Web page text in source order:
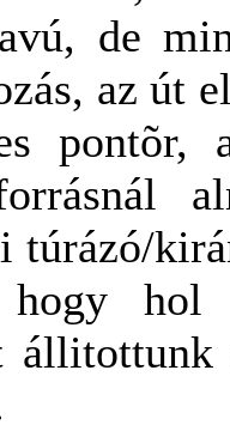
de
az út
pontõr,
túrázó/
hol